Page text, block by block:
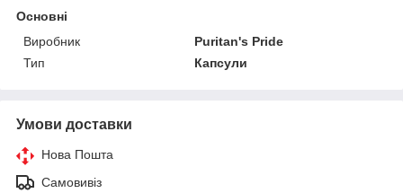
Основні
Виробник
Puritan's Pride
Тип
Капсули
Умови доставки
Нова Пошта
Самовивіз